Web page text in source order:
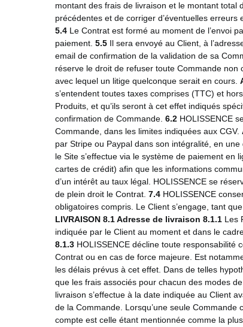
montant des frais de livraison et le montant
précédentes et de corriger d’éventuelles
5.4 Le Contrat est formé au moment de l’envoi
paiement. 5.5 Il sera envoyé au Client, à
email de confirmation de la validation de sa
réserve le droit de refuser toute Commande non
avec lequel un litige quelconque serait en cours.
s’entendent toutes taxes comprises (TTC) et
Produits, et qu’ils seront à cet effet indiqués
confirmation de Commande. 6.2 HOLISSENCE
Commande, dans les limites indiquées aux CGV.
par Stripe ou Paypal dans son intégralité, en
le Site s’effectue via le système de paiement
cartes de crédit) afin que les informations
d’un intérêt au taux légal. HOLISSENCE se
de plein droit le Contrat. 7.4 HOLISSENCE
obligatoires compris. Le Client s’engage, tant
LIVRAISON 8.1 Adresse de livraison 8.1.1 Les
indiquée par le Client au moment et dans le
8.1.3 HOLISSENCE décline toute responsabilité
Contrat ou en cas de force majeure. Est
les délais prévus à cet effet. Dans de telles
que les frais associés pour chacun des modes
livraison s’effectue à la date indiquée au Client
de la Commande. Lorsqu’une seule
compte est celle étant mentionnée comme la